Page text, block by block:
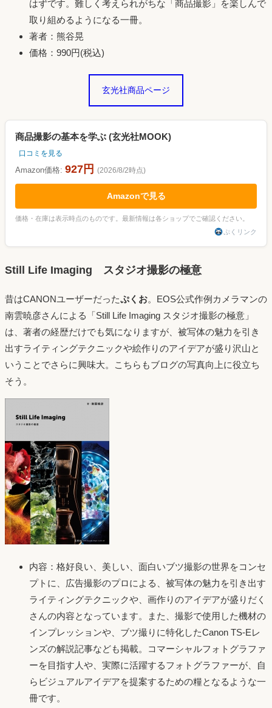
はずです。難しく考えられがちな「商品撮影」を楽しんで
取り組めるようになる一冊。
著者：熊谷晃
価格：990円(税込)
玄光社商品ページ
商品撮影の基本を学ぶ (玄光社MOOK)
口コミを見る
Amazon価格: 927円 (2026/8/2時点)
Amazonで見る
価格・在庫は表示時点のものです。最新情報は各ショップでご確認ください。
ぷくリンク
Still Life Imaging スタジオ撮影の極意
昔はCANONユーザーだったぷくお。EOS公式作例カメラマンの
南雲暁彦さんによる「Still Life Imaging スタジオ撮影の極意」
は、著者の経歴だけでも気になりますが、被写体の魅力を引き
出すライティングテクニックや絵作りのアイデアが盛り沢山と
いうことでさらに興味大。こちらもブログの写真向上に役立ち
そう。
内容：格好良い、美しい、面白いブツ撮影の世界をコンセ
プトに、広告撮影のプロによる、被写体の魅力を引き出す
ライティングテクニックや、画作りのアイデアが盛りだく
さんの内容となっています。また、撮影で使用した機材の
インプレッションや、ブツ撮りに特化したCanon TS-Eレ
ンズの解説記事なども掲載。コマーシャルフォトグラファ
ーを目指す人や、実際に活躍するフォトグラファーが、自
らビジュアルアイデアを提案するための糧となるような一
冊です。